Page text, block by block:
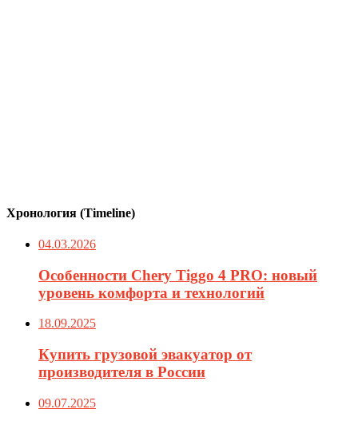
Хронология (Timeline)
04.03.2026
Особенности Chery Tiggo 4 PRO: новый
уровень комфорта и технологий
18.09.2025
Купить грузовой эвакуатор от
производителя в России
09.07.2025